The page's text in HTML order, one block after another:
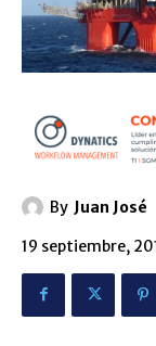
By Juan José
19 septiembre,